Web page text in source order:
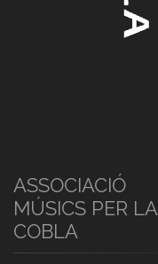
ASSOCIACIÓ
MÚSICS PER LA
COBLA